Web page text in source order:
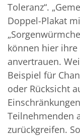
Toleranz“.
Doppel-Plakat
können hier
anvertrauen.
Beispiel für
oder Rücksicht
Teilnehmenden
zurückgreifen.